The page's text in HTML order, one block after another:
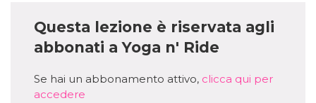
Questa lezione è riservata agli
abbonati a Yoga n' Ride
Se hai un abbonamento attivo, clicca qui per
accedere